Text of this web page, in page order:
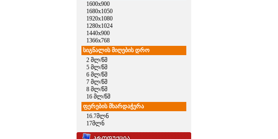
1600x900
1680x1050
1920x1080
1280x1024
1440x900
1366x768
სიგნალის მიღების დრო
2 მლ/წმ
5 მლ/წმ
6 მლ/წმ
7 მლ/წმ
8 მლ/წმ
16 მლ/წმ
ფერების მხარდაჭერა
16.7მლნ
17მლნ